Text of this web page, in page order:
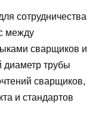
сотрудничества
между
сварщиков и
трубы
сварщиков,
и стандартов